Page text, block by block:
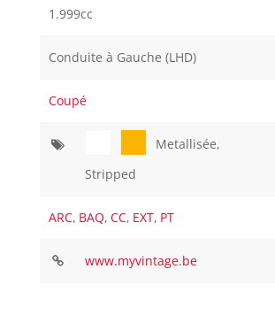
1.999cc
Conduite à Gauche (LHD)
Coupé
Metallisée,
Stripped
ARC, BAQ, CC, EXT, PT
www.myvintage.be